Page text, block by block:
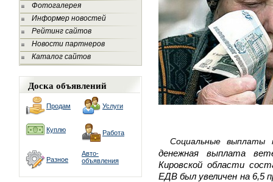
Фотогалерея
Информер новостей
Рейтинг сайтов
Новости партнеров
Каталог сайтов
Доска объявлений
Продам Услуги
Куплю Работа
Разное
Авто-
объявления
Социальные выплаты
денежная выплата
Кировской области
ЕДВ был увеличен на 6,5